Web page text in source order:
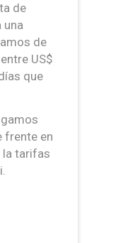
de
una
de
US$
que
frente en
la tarifas